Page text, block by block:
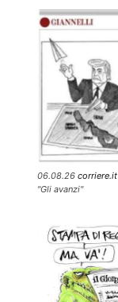
06.08.26 corriere.it
"Gli avanzi"